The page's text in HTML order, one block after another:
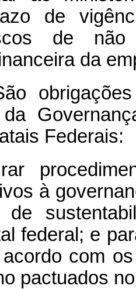
de
de não
da
da
Federais:
à
federal; e
com
pactuados